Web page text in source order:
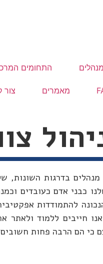
התחומים
מאמרים צור
בדרגות
כבני אדם כעובדים
להתמודדות
חייבים ללמוד ולאתר
כי הם הרבה פחות